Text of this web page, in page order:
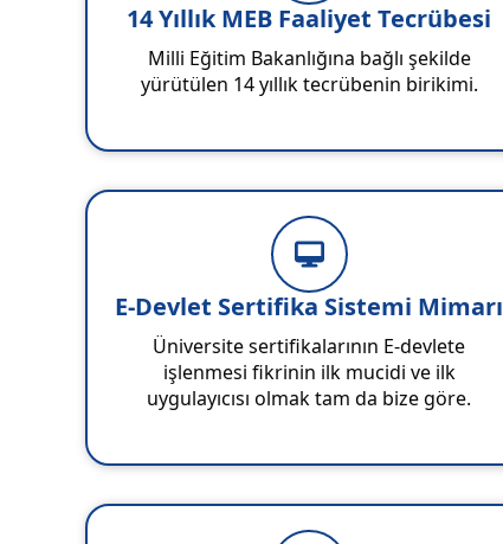
14 Yıllık MEB Faaliyet Tecrübesi
Milli Eğitim Bakanlığına bağlı şekilde
yürütülen 14 yıllık tecrübenin birikimi.
E-Devlet Sertifika Sistemi Mimarı
Üniversite sertifikalarının E-devlete
işlenmesi fikrinin ilk mucidi ve ilk
uygulayıcısı olmak tam da bize göre.